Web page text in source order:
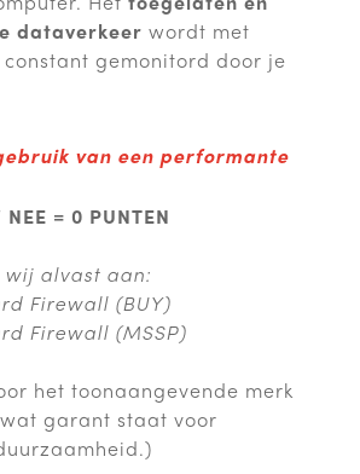
dataverkeer wordt met
constant gemonitord door je
van een performante
= 0 PUNTEN
wij alvast aan:
Firewall (BUY)
Firewall (MSSP)
het toonaangevende merk
garant staat voor